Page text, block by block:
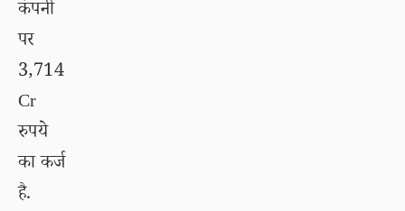
कंपनी
पर
3,714
Cr
रुपये
का कर्ज
है.